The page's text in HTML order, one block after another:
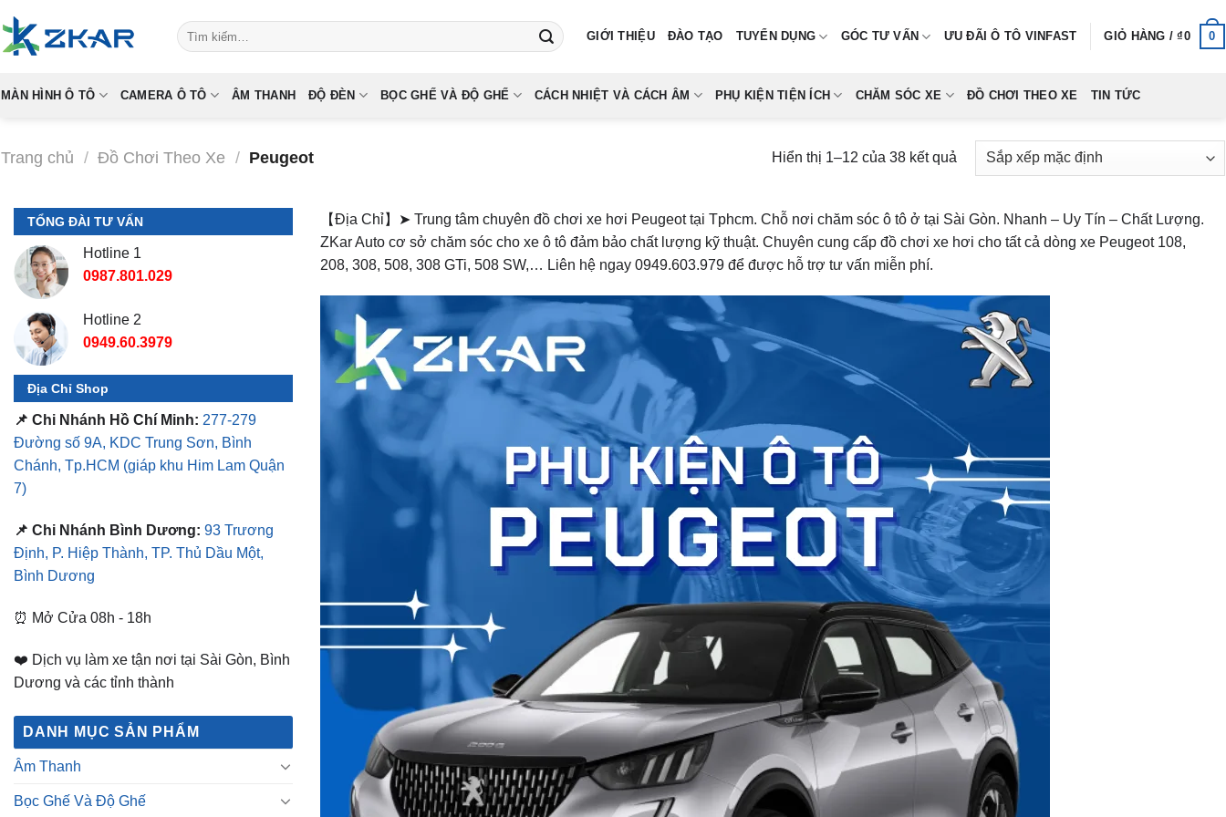
to
content
Tìm
kiếm:
GIỚI THIỆU ĐÀO TẠO TUYỂN DỤNG GÓC TƯ VẤN ƯU ĐÃI Ô TÔ VINFAST GIỎ HÀNG /₫0 0
MÀN HÌNH Ô TÔ CAMERA Ô TÔ ÂM THANH ĐỘ ĐÈN BỌC GHẾ VÀ ĐỘ GHẾ CÁCH NHIỆT VÀ CÁCH ÂM PHỤ KIỆN TIỆN ÍCH CHĂM SÓC XE ĐỒ CHƠI THEO XE TIN TỨC
Trang chủ / Đồ Chơi Theo Xe / Peugeot Hiển thị 1–12 của 38 kết quả
TỔNG ĐÀI TƯ VẤN
Hotline 1
0987.801.029
Hotline 2
0949.60.3979
Địa Chỉ Shop
📌 Chi Nhánh Hồ Chí Minh: 277-279
Đường số 9A, KDC Trung Sơn, Bình
Chánh, Tp.HCM (giáp khu Him Lam Quận
7)
📌 Chi Nhánh Bình Dương: 93 Trương
Định, P. Hiệp Thành, TP. Thủ Dầu Một,
Bình Dương
⏰ Mở Cửa 08h - 18h
❤️ Dịch vụ làm xe tận nơi tại Sài Gòn, Bình
Dương và các tỉnh thành
DANH MỤC SẢN PHẨM
Âm Thanh
Bọc Ghế Và Độ Ghế
【Địa Chỉ】➤ Trung tâm chuyên đồ chơi xe hơi Peugeot tại Tphcm. Chỗ nơi chăm sóc ô tô ở tại Sài Gòn. Nhanh – Uy Tín – Chất Lượng.
ZKar Auto cơ sở chăm sóc cho xe ô tô đảm bảo chất lượng kỹ thuật. Chuyên cung cấp đồ chơi xe hơi cho tất cả dòng xe Peugeot 108,
208, 308, 508, 308 GTi, 508 SW,… Liên hệ ngay 0949.603.979 để được hỗ trợ tư vấn miễn phí.